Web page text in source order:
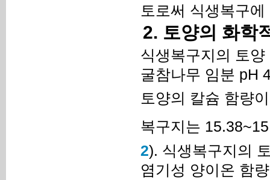
토로써 식생복구
2. 토양의 화학
식생복구지의 토
굴참나무 임분 pH
토양의 칼슘 함량
복구지는
2). 식생복구지의
염기성 양이온 함